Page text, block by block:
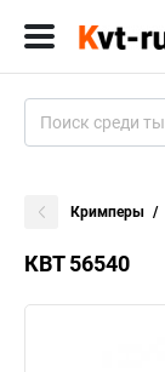
Кримперы
КВТ 56540